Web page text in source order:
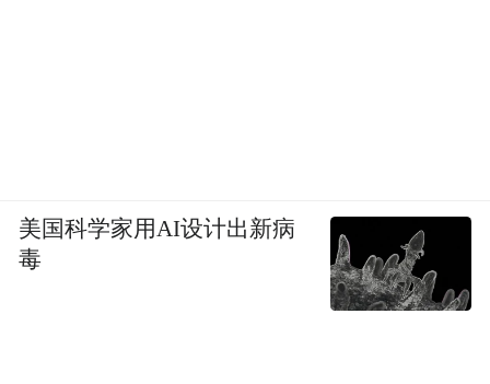
美国科学家用AI设计出新病
毒